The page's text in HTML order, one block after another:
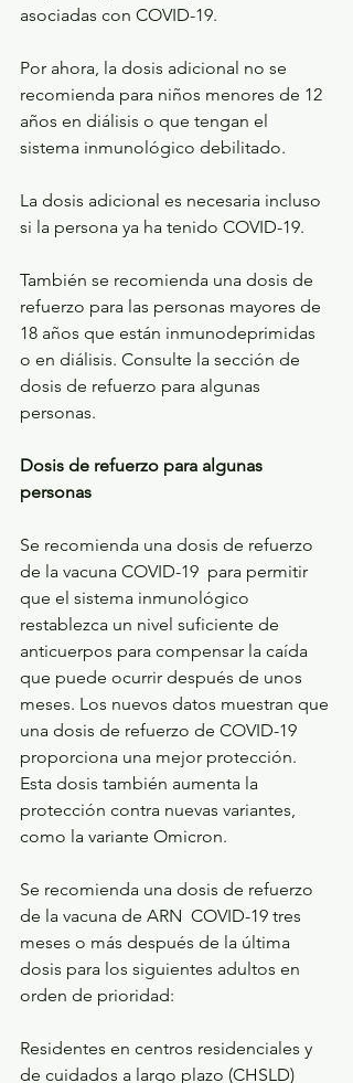
asociadas con COVID-19.
Por ahora, la dosis adicional no se
recomienda para niños menores de 12
años en diálisis o que tengan el
sistema inmunológico debilitado.
La dosis adicional es necesaria incluso
si la persona ya ha tenido COVID-19.
También se recomienda una dosis de
refuerzo para las personas mayores de
18 años que están inmunodeprimidas
o en diálisis. Consulte la sección de
dosis de refuerzo para algunas
personas.
Dosis de refuerzo para algunas
personas
Se recomienda una dosis de refuerzo
de la vacuna COVID-19  para permitir
que el sistema inmunológico
restablezca un nivel suficiente de
anticuerpos para compensar la caída
que puede ocurrir después de unos
meses. Los nuevos datos muestran que
una dosis de refuerzo de COVID-19
proporciona una mejor protección.
Esta dosis también aumenta la
protección contra nuevas variantes,
como la variante Omicron.
Se recomienda una dosis de refuerzo
de la vacuna de ARN  COVID-19 tres
meses o más después de la última
dosis para los siguientes adultos en
orden de prioridad:
Residentes en centros residenciales y
de cuidados a largo plazo (CHSLD)